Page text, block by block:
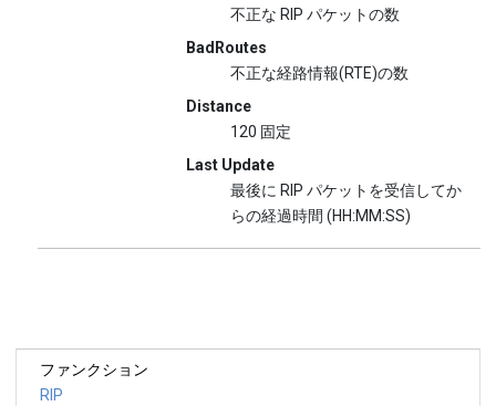
不正な RIP パケットの数
BadRoutes
不正な経路情報(RTE)の数
Distance
120 固定
Last Update
最後に RIP パケットを受信してか
らの経過時間 (HH:MM:SS)
ファンクション
RIP